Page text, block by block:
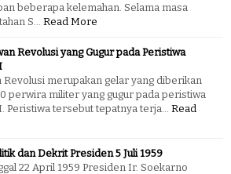
beberapa kelemahan. Selama masa
S…
Read More
Revolusi yang Gugur pada Peristiwa
Revolusi merupakan gelar yang diberikan
perwira militer yang gugur pada peristiwa
Peristiwa tersebut tepatnya terja…
Read
dan Dekrit Presiden 5 Juli 1959
22 April 1959 Presiden Ir. Soekarno